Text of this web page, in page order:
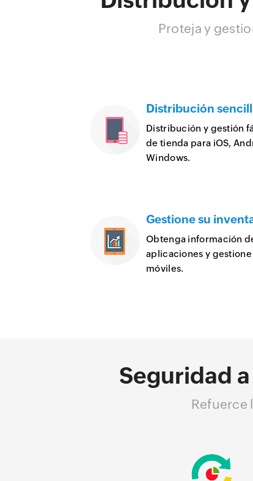
Proteja y
Distribución
Distribución y gestión
de tienda para iOS,
Windows.
Gestione su
Obtenga información
aplicaciones y
móviles.
Seguridad
Refuerce